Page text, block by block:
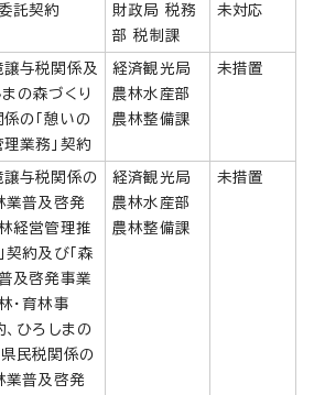
託契約
財政局 税務
部 税制課
未対応
与税関係及
の森づくり
の「憩いの
業務」契約
経済観光局
農林水産部
農林整備課
未措置
譲与税関係の
業普及啓発
経営管理推
契約及び「森
及啓発事業
・育林事
、ひろしまの
民税関係の
業普及啓発
経済観光局
農林水産部
農林整備課
未措置